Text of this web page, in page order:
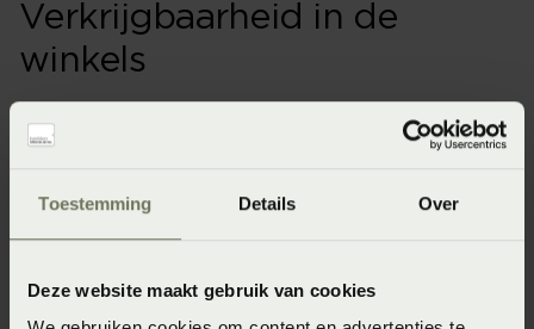
Toestemming Details Over
Deze website maakt gebruik van cookies
Verkrijgbaarheid in de
winkels
Onze webshopproducten zijn niet altijd verkrijgbaar in
de winkel. Wil je het product in de winkel bekijken?
Specificaties